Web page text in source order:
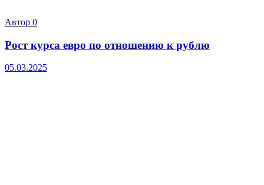
Автор 0
Рост курса евро по отношению к рублю
05.03.2025